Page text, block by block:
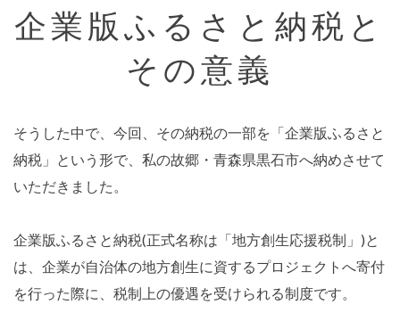
企業版ふるさと納税と
その意義
そうした中で、今回、その納税の一部を「企業版ふるさと
納税」という形で、私の故郷・青森県黒石市へ納めさせて
いただきました。
企業版ふるさと納税(正式名称は「地方創生応援税制」)と
は、企業が自治体の地方創生に資するプロジェクトへ寄付
を行った際に、税制上の優遇を受けられる制度です。